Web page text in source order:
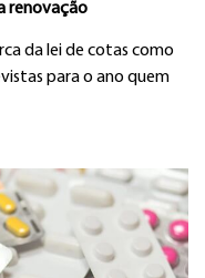
renovação
da lei de cotas como
para o ano quem